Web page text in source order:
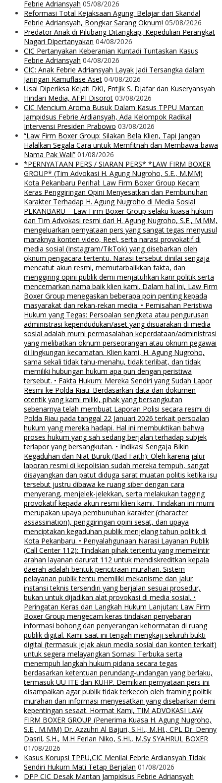
Febrie Adriansyah 05/08/2026
Reformasi Total Kejaksaan Agung: Belajar dari Skandal
Febrie Adriansyah, Bongkar Sarang Oknum! 05/08/2026
Predator Anak di Pilubang Ditangkap, Kepedulian Perangkat
Nagari Dipertanyakan 04/08/2026
CIC Pertanyakan Keberanian Kuntadi Tuntaskan Kasus
Febrie Adriansyah 04/08/2026
CIC: Anak Febrie Adriansyah Layak Jadi Tersangka dalam
Jaringan Kamuflase Aset 04/08/2026
Usai Diperiksa Kejati DKI, Entjik S. Djafar dan Kuseryansyah
Hindari Media, AFPI Disorot 03/08/2026
CIC Mencium Aroma Busuk Dalam Kasus TPPU Mantan
Jampidsus Febrie Ardiansyah, Ada Kelompok Radikal
Intervensi Presiden Prabowo 03/08/2026
“Law Firm Boxer Group: Silakan Bela Klien, Tapi Jangan
Halalkan Segala Cara untuk Memfitnah dan Membawa-bawa
Nama Pak Wali” 01/08/2026
*PERNYATAAN PERS / SIARAN PERS* *LAW FIRM BOXER
GROUP* (Tim Advokasi H. Agung Nugroho, S.E., M.MM)
Kota Pekanbaru Perihal: Law Firm Boxer Group Kecam
Keras Penggiringan Opini Menyesatkan dan Pembunuhan
Karakter Terhadap H. Agung Nugroho di Media Sosial
PEKANBARU – Law Firm Boxer Group selaku kuasa hukum
dan Tim Advokasi resmi dari H. Agung Nugroho, S.E., M.MM,
mengeluarkan pernyataan pers yang sangat tegas menyusul
maraknya konten video, Reel, serta narasi provokatif di
media sosial (Instagram/TikTok) yang disebarkan oleh
oknum pengacara tertentu. Narasi tersebut dinilai sengaja
mencatut akun resmi, memutarbalikkan fakta, dan
menggiring opini publik demi menjatuhkan karir politik serta
mencemarkan nama baik klien kami. Dalam hal ini, Law Firm
Boxer Group menegaskan beberapa poin penting kepada
masyarakat dan rekan-rekan media: • Pemisahan Peristiwa
Hukum yang Tegas: Persoalan sengketa atau pengurusan
administrasi kependudukan/aset yang disuarakan di media
sosial adalah murni permasalahan keperdataan/administrasi
yang melibatkan oknum perseorangan atau oknum pegawai
di lingkungan kecamatan. Klien kami, H. Agung Nugroho,
sama sekali tidak tahu-menahu, tidak terlibat, dan tidak
memiliki hubungan hukum apa pun dengan peristiwa
tersebut. • Fakta Hukum: Mereka Sendiri yang Sudah Lapor
Resmi ke Polda Riau: Berdasarkan data dan dokumen
otentik yang kami miliki, pihak yang bersangkutan
sebenarnya telah membuat Laporan Polisi secara resmi di
Polda Riau pada tanggal 22 Januari 2026 terkait persoalan
hukum yang mereka hadapi. Hal ini membuktikan bahwa
proses hukum yang sah sedang berjalan terhadap subjek
terlapor yang bersangkutan. • Indikasi Sengaja Bikin
Kegaduhan dan Niat Buruk (Bad Faith): Oleh karena jalur
laporan resmi di kepolisian sudah mereka tempuh, sangat
disayangkan dan patut diduga sarat muatan politis ketika isu
tersebut justru dibawa ke ruang siber dengan cara
menyerang, menjelek-jelekkan, serta melakukan tagging
provokatif kepada akun resmi klien kami. Tindakan ini murni
merupakan upaya pembunuhan karakter (character
assassination), penggiringan opini sesat, dan upaya
menciptakan kegaduhan publik menjelang tahun politik di
Kota Pekanbaru. • Penyalahgunaan Narasi Layanan Publik
(Call Center 112): Tindakan pihak tertentu yang memelintir
arahan layanan darurat 112 untuk mendiskreditkan kepala
daerah adalah bentuk pencitraan murahan. Sistem
pelayanan publik tentu memiliki mekanisme dan jalur
instansi teknis tersendiri yang berjalan sesuai prosedur,
bukan untuk dijadikan alat provokasi di media sosial. •
Peringatan Keras dan Langkah Hukum Lanjutan: Law Firm
Boxer Group mengecam keras tindakan penyebaran
informasi bohong dan penyerangan kehormatan di ruang
publik digital. Kami saat ini tengah mengkaji seluruh bukti
digital (termasuk jejak akun media sosial dan konten terkait)
untuk segera melayangkan Somasi Terbuka serta
menempuh langkah hukum pidana secara tegas
berdasarkan ketentuan perundang-undangan yang berlaku,
termasuk UU ITE dan KUHP. Demikian pernyataan pers ini
disampaikan agar publik tidak terkecoh oleh framing politik
murahan dan informasi menyesatkan yang disebarkan demi
kepentingan sesaat. Hormat Kami, TIM ADVOKASI LAW
FIRM BOXER GROUP (Penerima Kuasa H. Agung Nugroho,
S.E., M.MM) Dr. Azzuhri Al Bajuri, S.HI., M.HI., CPL Dr. Denny
Dasril, S.H., M.H Ferlan Niko, S.HI., M.Sy SYAHRUL BOXER
01/08/2026
Kasus Korupsi TPPU,CIC Menilai Febrie Ardiansyah Tidak
Sendiri Hukum Mati Tetap Berjalan 01/08/2026
DPP CIC Desak Mantan Jampidsus Febrie Adriansyah